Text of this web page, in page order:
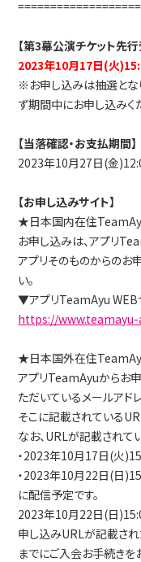
【第3幕公演チケット先行
2023年10月17日(火
※お申し込みは抽選とな
ず期間中にお申し込みく
【当落確認・お支払期間】
2023年10月27日(金
【お申し込みサイト】
★日本国内在住
お申し込みは、アプリ
アプリそのものからのお
い。
▼アプリTeamAyu WEB
https://
★日本国外在住
アプリTeamAyuからお
ただいているメールアド
そこに記載されている
なお、URLが記載されて
・2023年10月17日(火
・2023年10月22日(日
に配信予定です。
2023年10月22日(日
申し込みURLが記載され
までにご入会お手続きを